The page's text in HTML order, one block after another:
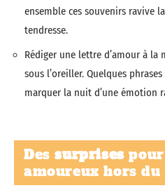
ensemble ces souvenirs ravive
tendresse.
Rédiger une lettre d’amour à la
sous l’oreiller. Quelques
marquer la nuit d’une émotion
Dessurprisespour
amoureux hors du